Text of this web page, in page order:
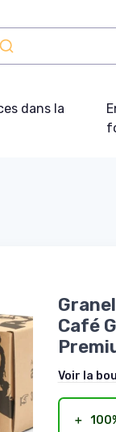
dans la
Café
Voir la
＋